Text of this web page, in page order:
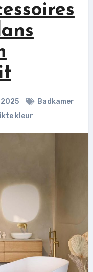
2025
Badkamer
kleur